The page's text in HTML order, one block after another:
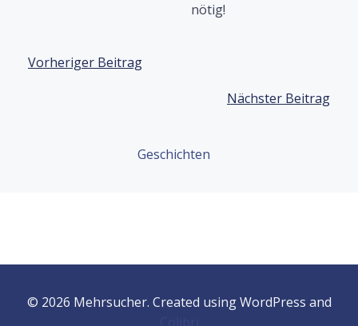
nötig!
Beitragsnavigation
Vorheriger Beitrag
Beitragsnavigation
Nächster Beitrag
Geschichten
© 2026 Mehrsucher. Created using WordPress and